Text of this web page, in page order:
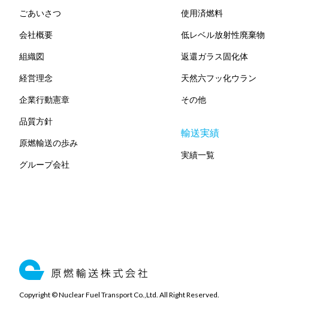
ごあいさつ
会社概要
組織図
経営理念
企業行動憲章
品質方針
原燃輸送の歩み
グループ会社
使用済燃料
低レベル放射性廃棄物
返還ガラス固化体
天然六フッ化ウラン
その他
輸送実績
実績一覧
Copyright © Nuclear Fuel Transport Co.,Ltd. All Right Reserved.